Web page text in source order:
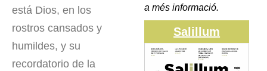
está Dios, en los
rostros cansados y
humildes, y su
recordatorio de la
a més informació.
Salillum